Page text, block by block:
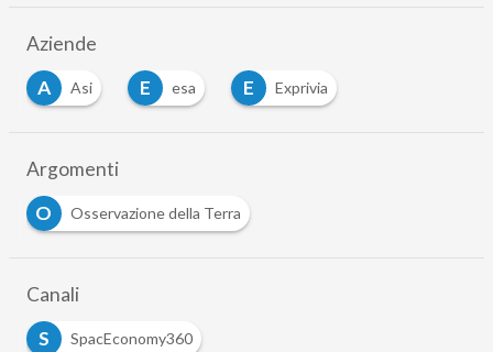
Aziende
A
Asi E esa E Exprivia
Argomenti
O
Osservazione della Terra
Canali
S
SpacEconomy360